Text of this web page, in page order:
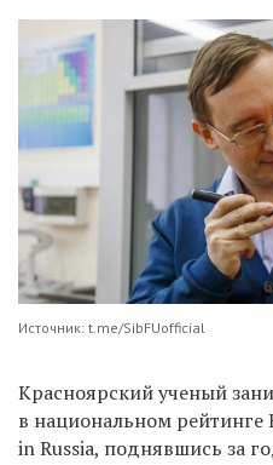
Источник: t.me/SibFUofficial
Красноярский ученый
в национальном рейтинге
in Russia, поднявшись за